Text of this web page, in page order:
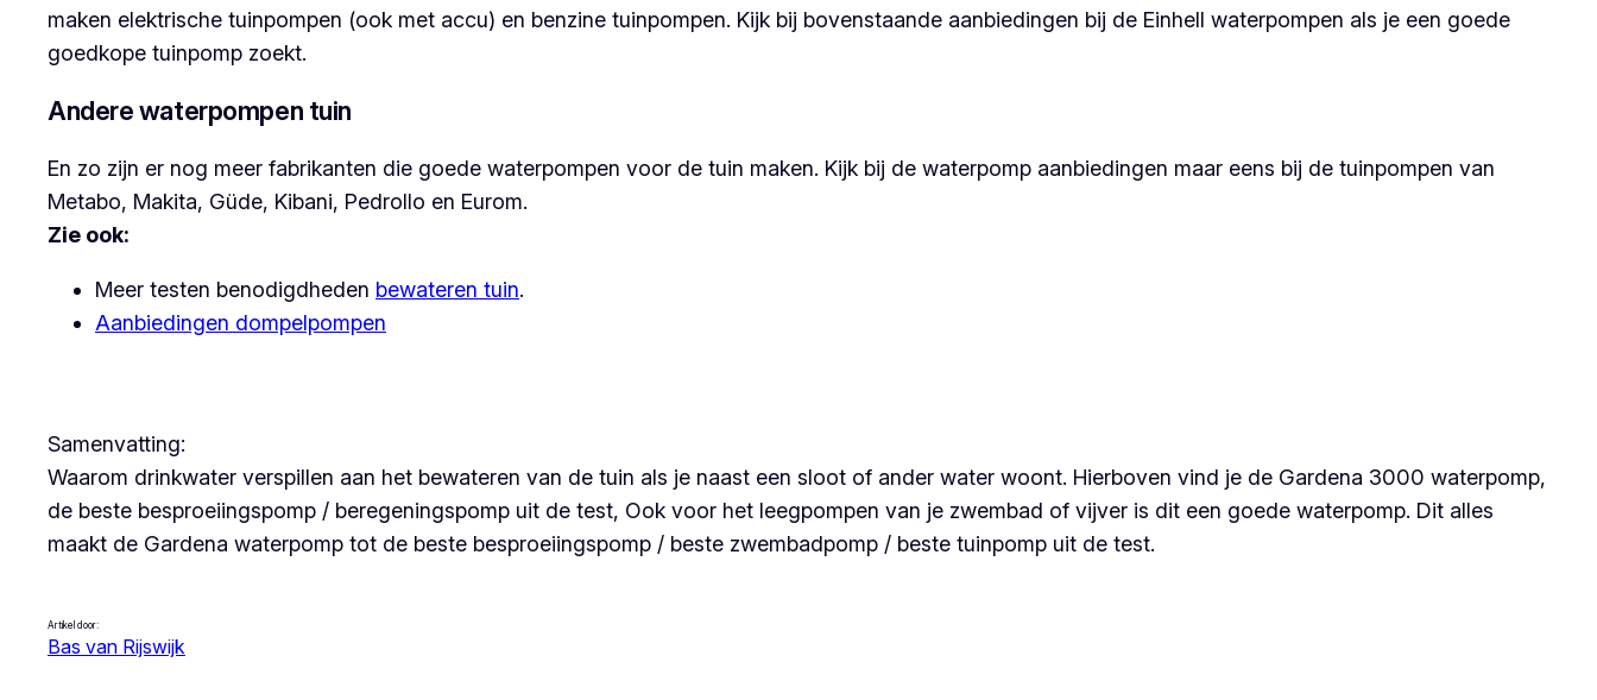
maken elektrische tuinpompen (ook met accu) en benzine tuinpompen. Kijk bij bovenstaande aanbiedingen bij de Einhell waterpompen als je een goede
goedkope tuinpomp zoekt.
Andere waterpompen tuin
En zo zijn er nog meer fabrikanten die goede waterpompen voor de tuin maken. Kijk bij de waterpomp aanbiedingen maar eens bij de tuinpompen van
Metabo, Makita, Güde, Kibani, Pedrollo en Eurom.
Zie ook:
Meer testen benodigdheden bewateren tuin.
Aanbiedingen dompelpompen
Samenvatting:
Waarom drinkwater verspillen aan het bewateren van de tuin als je naast een sloot of ander water woont. Hierboven vind je de Gardena 3000 waterpomp,
de beste besproeiingspomp / beregeningspomp uit de test, Ook voor het leegpompen van je zwembad of vijver is dit een goede waterpomp. Dit alles
maakt de Gardena waterpomp tot de beste besproeiingspomp / beste zwembadpomp / beste tuinpomp uit de test.
Artikel door:
Bas van Rijswijk